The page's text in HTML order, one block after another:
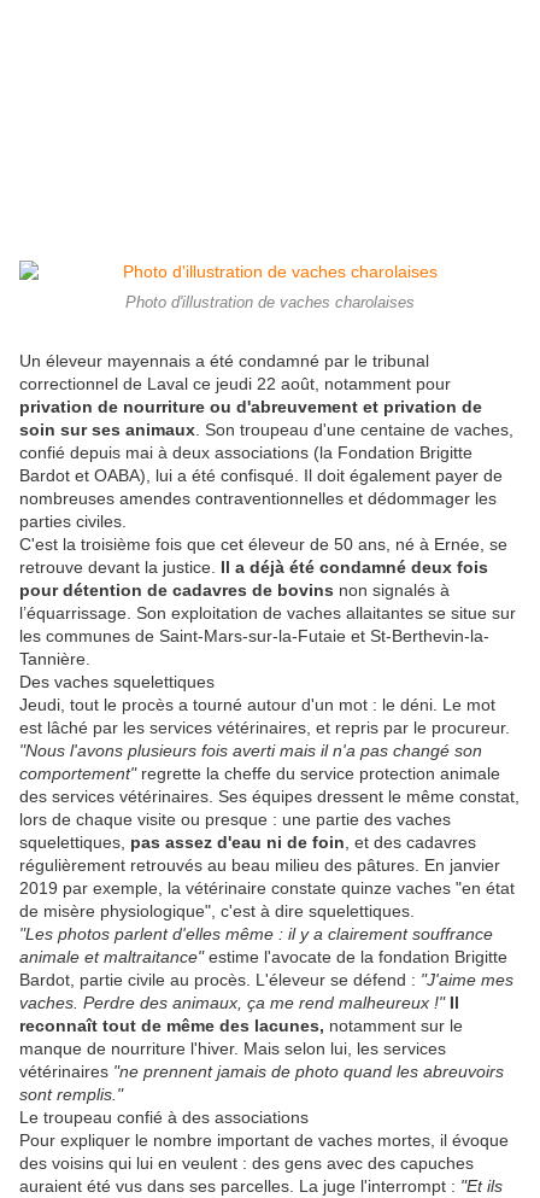
Photo d'illustration de vaches charolaises
Un éleveur mayennais a été condamné par le tribunal
correctionnel de Laval ce jeudi 22 août, notamment pour
privation de nourriture ou d'abreuvement et privation de
soin sur ses animaux . Son troupeau d'une centaine de vaches,
confié depuis mai à deux associations (la Fondation Brigitte
Bardot et OABA), lui a été confisqué. Il doit également payer de
nombreuses amendes contraventionnelles et dédommager les
parties civiles.
C'est la troisième fois que cet éleveur de 50 ans, né à Ernée, se
retrouve devant la justice. Il a déjà été condamné deux fois
pour détention de cadavres de bovins non signalés à
l’équarrissage. Son exploitation de vaches allaitantes se situe sur
les communes de Saint-Mars-sur-la-Futaie et St-Berthevin-la-
Tannière.
Des vaches squelettiques
Jeudi, tout le procès a tourné autour d'un mot : le déni. Le mot
est lâché par les services vétérinaires, et repris par le procureur.
"Nous l'avons plusieurs fois averti mais il n'a pas changé son
comportement"regrette la cheffe du service protection animale
des services vétérinaires. Ses équipes dressent le même constat,
lors de chaque visite ou presque : une partie des vaches
squelettiques, pas assez d'eau ni de foin , et des cadavres
régulièrement retrouvés au beau milieu des pâtures. En janvier
2019 par exemple, la vétérinaire constate quinze vaches "en état
de misère physiologique", c'est à dire squelettiques.
"Les photos parlent d'elles même : il y a clairement souffrance
animale et maltraitance"estime l'avocate de la fondation Brigitte
Bardot, partie civile au procès. L'éleveur se défend : "J'aime mes
vaches. Perdre des animaux, ça me rend malheureux !" Il
reconnaît tout de même des lacunes, notamment sur le
manque de nourriture l'hiver. Mais selon lui, les services
vétérinaires "ne prennent jamais de photo quand les abreuvoirs
sont remplis."
Le troupeau confié à des associations
Pour expliquer le nombre important de vaches mortes, il évoque
des voisins qui lui en veulent : des gens avec des capuches
auraient été vus dans ses parcelles. La juge l'interrompt : "Et ils